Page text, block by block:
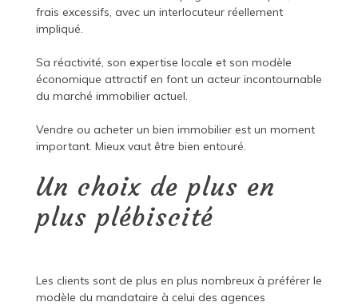
frais excessifs, avec un interlocuteur réellement
impliqué.
Sa réactivité, son expertise locale et son modèle
économique attractif en font un acteur incontournable
du marché immobilier actuel.
Vendre ou acheter un bien immobilier est un moment
important. Mieux vaut être bien entouré.
Un choix de plus en
plus plébiscité
Les clients sont de plus en plus nombreux à préférer le
modèle du mandataire à celui des agences